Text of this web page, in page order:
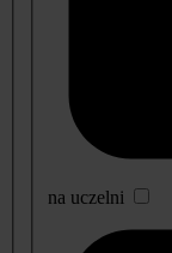
na uczelni